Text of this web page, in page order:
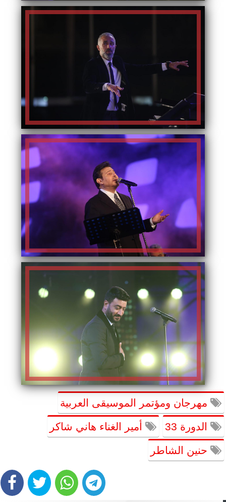
مهرجان ومؤتمر الموسيقى العربية
الدورة 33 أمير الغناء هاني شاكر
حنين الشاطر